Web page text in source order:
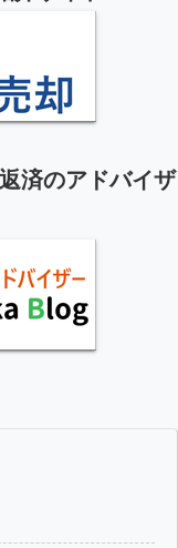
済のアドバイザ